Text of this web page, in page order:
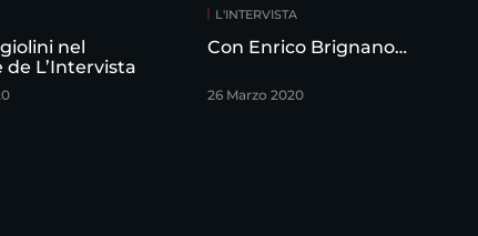
nel
de L’Intervista
L'INTERVISTA
Con Enrico Brignano…
26 Marzo 2020